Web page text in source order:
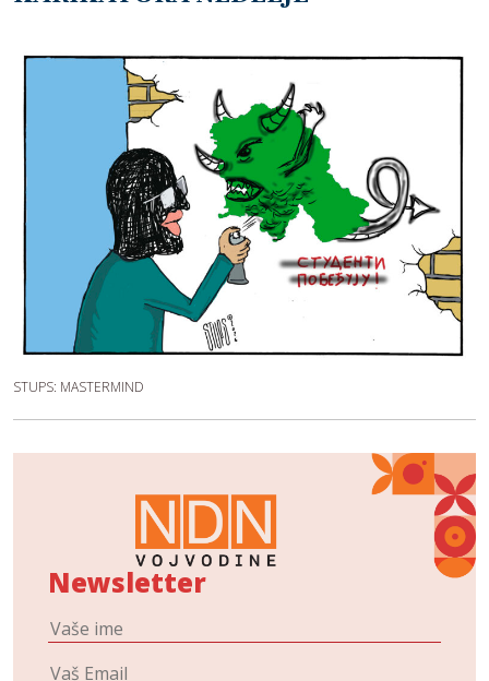
STUPS: MASTERMIND
Newsletter